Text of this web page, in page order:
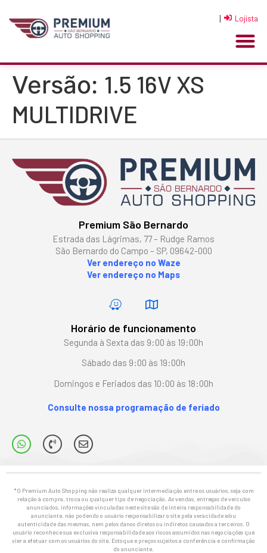
| Lojista
Versão: 1.5 16V XS
MULTIDRIVE
Premium São Bernardo
Estrada das Lágrimas, 77 – Rudge Ramos
São Bernardo do Campo – SP, 09642-000
Ver endereço no Waze
Ver endereço no Maps
Horário de funcionamento
Segunda à Sexta das 9:00 às 19:00h
Sábado das 9:00 às 19:00h
Domingos e Feriados das 10:00 às 18:00h
Consulte nossa programação de feriado
*O Premium Auto Shopping não realiza qualquer intermediação entre os usuários, seja com
relação à compra, troca ou qualquer tipo de negociação. As vendas, entregas de veículos
anunciados, informações vinculadas neste site são de inteira responsabilidade do
anunciante, não podendo o usuário responsabilizar o site pela veracidade e/ou
autenticidade das mesmas, nem pelos danos diretos ou indiretos causados a terceiros. O
usuário reconhece sua exclusiva responsabilidade aos riscos assumidos nas negociações que
vier a efetuar com os usuários do site. Estoque e preços sujeitos a conferência e confirmação
do anunciante.